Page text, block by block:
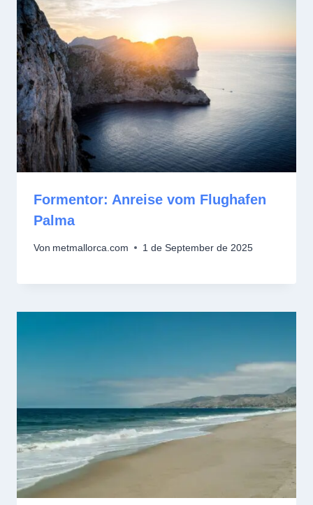
Formentor: Anreise vom Flughafen
Palma
Von metmallorca.com 1 de September de 2025